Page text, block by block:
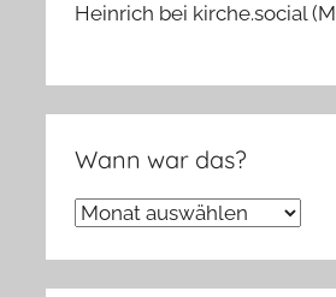
Heinrich bei kirche.social
Wann war das?
Wann